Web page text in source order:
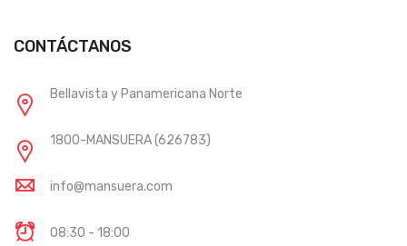
CONTÁCTANOS
Bellavista y Panamericana Norte
1800-MANSUERA (626783)
info@mansuera.com
08:30 - 18:00